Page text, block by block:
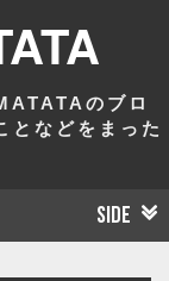
のブロ
となどをまった
SIDE